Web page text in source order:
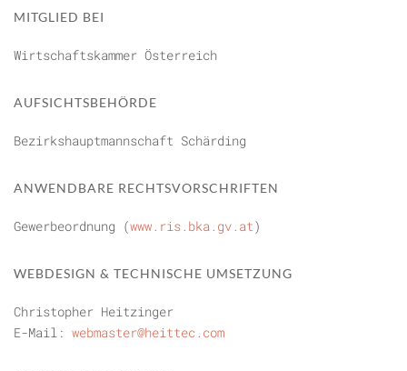
MITGLIED BEI
Wirtschaftskammer Österreich
AUFSICHTSBEHÖRDE
Bezirkshauptmannschaft Schärding
ANWENDBARE RECHTSVORSCHRIFTEN
Gewerbeordnung (www.ris.bka.gv.at)
WEBDESIGN & TECHNISCHE UMSETZUNG
Christopher Heitzinger
E-Mail: webmaster@heittec.com